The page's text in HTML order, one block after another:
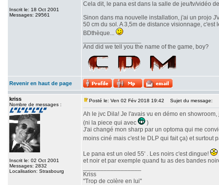
Inscrit le: 18 Oct 2001
Messages: 29561
Cela dit, le pana est dans la salle de jeu/tv/vidéo
Sinon dans ma nouvelle installation, j'ai un projo
50 cm du sol. A 3,5m de distance visionnage,
BDthèque...
And did we tell you the name of the game, boy?
Revenir en haut de page
kriss
Nombre de messages :
Inscrit le: 02 Oct 2001
Messages: 2832
Localisation: Strasbourg
Posté le: Ven 02 Fév 2018 19:42 Sujet du message:
Ah le jvc Dila! Je l'avais vu en démo en
(ni la piece qui avec
)
J'ai changé mon sharp par un optoma qui me
moins ciné mais c'est le DLP qui fait ça) et
Le pana est un oled 55' . Les noirs c'est dingue!
et noir et par exemple quand tu as des bandes
Kriss
"Trop de colère en lui"